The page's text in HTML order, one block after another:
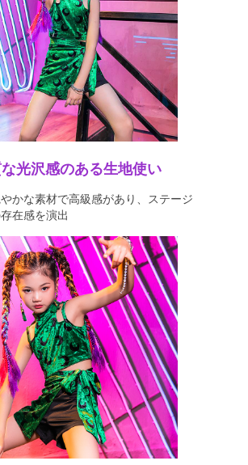
光沢感のある生地使い
かな素材で高級感があり、ステージ
在感を演出